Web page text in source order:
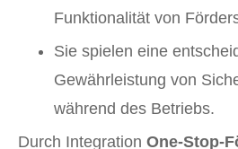
Funktionalität von
Sie spielen eine
Gewährleistung von
während des Betriebs.
Durch Integration One-Stop-